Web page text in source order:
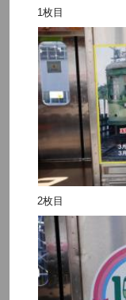
1枚目
2枚目